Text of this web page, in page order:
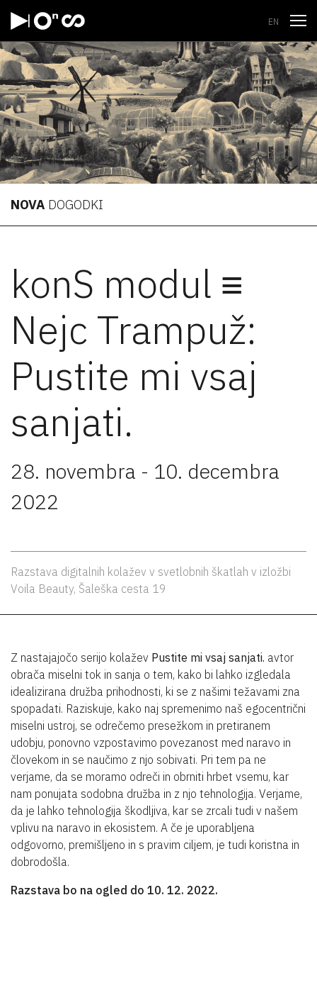
EN
NOVA DOGODKI
konS modul ≡
Nejc Trampuž:
Pustite mi vsaj
sanjati.
28. novembra - 10. decembra
2022
Razstava digitalnih kolažev v svetlobnih škatlah v izložbi
Voila Beauty, Šaleška cesta 19
Z nastajajočo serijo kolažev Pustite mi vsaj sanjati. avtor
obrača miselni tok in sanja o tem, kako bi lahko izgledala
idealizirana družba prihodnosti, ki se z našimi težavami zna
spopadati. Raziskuje, kako naj spremenimo naš egocentrični
miselni ustroj, se odrečemo presežkom in pretiranem
udobju, ponovno vzpostavimo povezanost med naravo in
človekom in se naučimo z njo sobivati. Pri tem pa ne
verjame, da se moramo odreči in obrniti hrbet vsemu, kar
nam ponujata sodobna družba in z njo tehnologija. Verjame,
da je lahko tehnologija škodljiva, kar se zrcali tudi v našem
vplivu na naravo in ekosistem. A če je uporabljena
odgovorno, premišljeno in s pravim ciljem, je tudi koristna in
dobrodošla.
Razstava bo na ogled do 10. 12. 2022.